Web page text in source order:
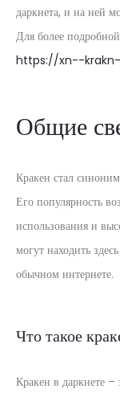
даркнета, и на ней
Для более
https://xn--
Общие
Кракен стал
Его популярность
использования и
могут находить
обычном интернете.
Что такое
Кракен в даркнете –